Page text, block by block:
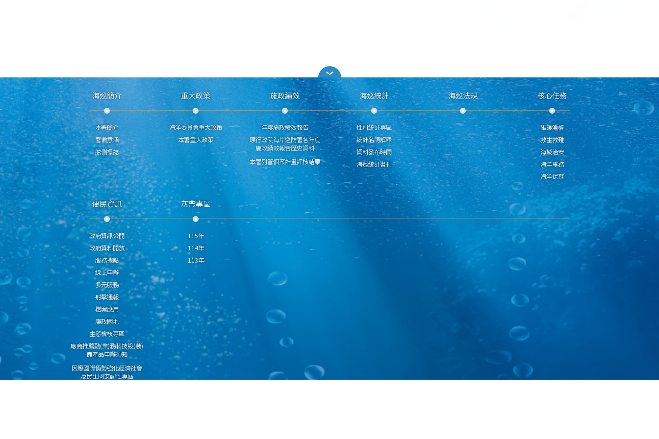
海巡簡介
本署簡介
署徽意涵
舷側標誌
重大政策
海洋委員會重大政策
本署重大政策
施政績效
年度施政績效報告
原行政院海岸巡防署各年度
施政績效報告歷史資料
本署列管個案計畫評核結果
海巡統計
性別統計專區
統計名詞解釋
資料發布時間
海巡統計書刊
海巡法規 核心任務
維護漁權
救生救難
海域治安
海洋事務
海洋保育
便民資訊
政府資訊公開
政府資料開放
服務據點
線上申辦
多元服務
射擊通報
檔案應用
廉政園地
生態檢核專區
廠商推薦勤(業)務科技設(裝)
備產品申辦須知
因應國際情勢強化經濟社會
及民生國安韌性專區
灰帶專區
115年
114年
113年